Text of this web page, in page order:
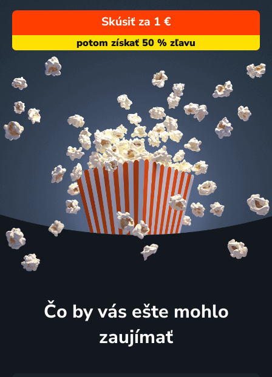
Skúsiť za 1 €
Čo by vás ešte mohlo
zaujímať